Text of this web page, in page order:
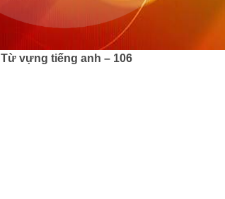
Từ vựng tiếng anh – 106